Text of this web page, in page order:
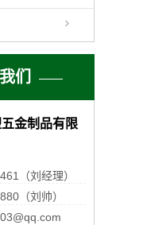
们
金制品有限
（刘经理）
（刘帅）